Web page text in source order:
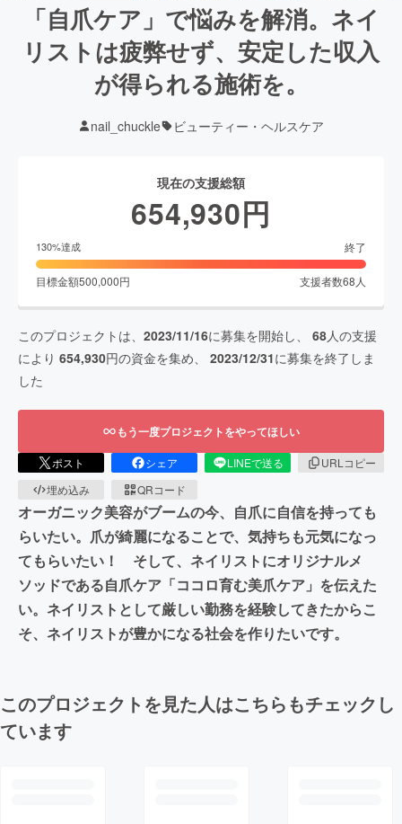
「自爪ケア」で悩みを解消。ネイ
リストは疲弊せず、安定した収入
が得られる施術を。
nail_chuckle ビューティー・ヘルスケア
現在の支援総額
654,930円
130%達成 終了
目標金額500,000円 支援者数68 人
このプロジェクトは、 2023/11/16に募集を開始し、 68人の支援
により 654,930円の資金を集め、 2023/12/31に募集を終了しま
した
もう一度プロジェクトをやってほしい
ポスト シェア LINEで送る
URLコピー
埋め込み
QRコード
オーガニック美容がブームの今、自爪に自信を持っても
らいたい。爪が綺麗になることで、気持ちも元気になっ
てもらいたい！ そして、ネイリストにオリジナルメ
ソッドである自爪ケア「ココロ育む美爪ケア」を伝えた
い。ネイリストとして厳しい勤務を経験してきたからこ
そ、ネイリストが豊かになる社会を作りたいです。
このプロジェクトを見た人はこちらもチェックし
ています